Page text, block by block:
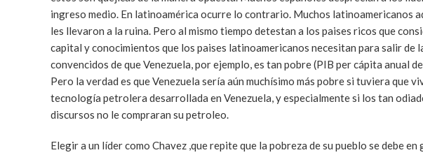
ingreso medio. En latinoamérica ocurre lo contrario. Muchos latinoamericanos
les llevaron a la ruina. Pero al mismo tiempo detestan a los paises ricos que
capital y conocimientos que los paises latinoamericanos necesitan para salir de
convencidos de que Venezuela, por ejemplo, es tan pobre (PIB per cápita anual
Pero la verdad es que Venezuela sería aún muchísimo más pobre si tuviera que
tecnología petrolera desarrollada en Venezuela, y especialmente si los tan
discursos no le compraran su petroleo.
Elegir a un líder como Chavez ,que repite que la pobreza de su pueblo se debe